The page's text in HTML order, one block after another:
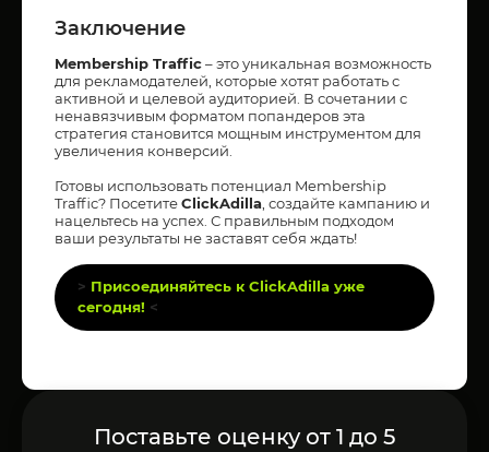
Заключение
Membership Traffic– это уникальная возможность
для рекламодателей, которые хотят работать с
активной и целевой аудиторией. В сочетании с
ненавязчивым форматом попандеров эта
стратегия становится мощным инструментом для
увеличения конверсий.
Готовы использовать потенциал Membership
Traffic? ПосетитеClickAdilla , создайте кампанию и
нацельтесь на успех. С правильным подходом
ваши результаты не заставят себя ждать!
> Присоединяйтесь к ClickAdilla уже
сегодня! <
Поставьте оценку от 1 до 5